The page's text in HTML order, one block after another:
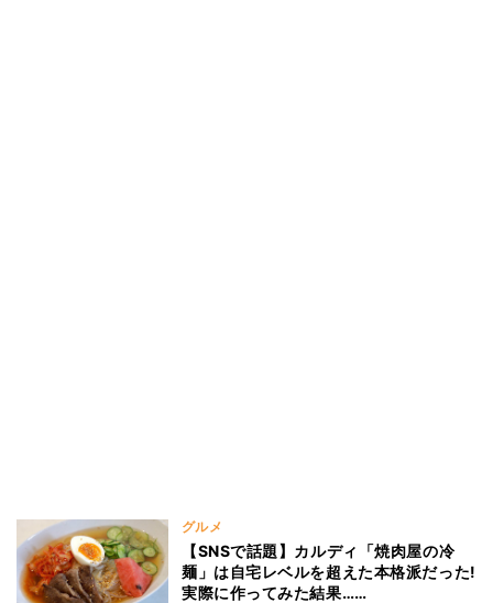
グルメ
【SNSで話題】カルディ「焼肉屋の冷
麺」は自宅レベルを超えた本格派だった!
実際に作ってみた結果……